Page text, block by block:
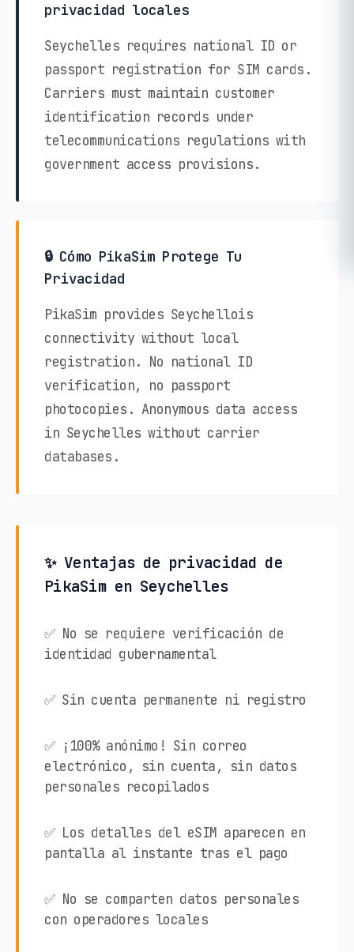
privacidad locales
Seychelles requires national ID or
passport registration for SIM cards.
Carriers must maintain customer
identification records under
telecommunications regulations with
government access provisions.
🔒 Cómo PikaSim Protege Tu
Privacidad
PikaSim provides Seychellois
connectivity without local
registration. No national ID
verification, no passport
photocopies. Anonymous data access
in Seychelles without carrier
databases.
✨ Ventajas de privacidad de
PikaSim en Seychelles
✅ No se requiere verificación de
identidad gubernamental
✅ Sin cuenta permanente ni registro
✅ ¡100% anónimo! Sin correo
electrónico, sin cuenta, sin datos
personales recopilados
✅ Los detalles del eSIM aparecen en
pantalla al instante tras el pago
✅ No se comparten datos personales
con operadores locales